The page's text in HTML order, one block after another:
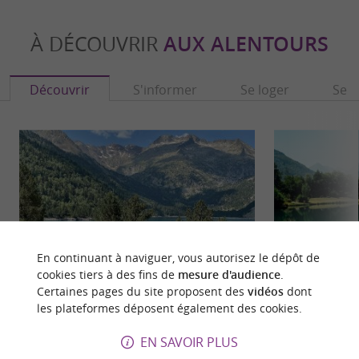
À DÉCOUVRIR AUX ALENTOURS
Découvrir S'informer Se loger Se
Lac d'Orédon
Le lac d'Orédon est un lac de barrage pittoresque
situé dans les Pyrénées françaises, dans la vallée
Saint-Lary
En continuant à naviguer, vous autorisez le dépôt de
cookies tiers à des fins de mesure d'audience.
Certaines pages du site proposent des vidéosdont
les plateformes déposent également des cookies.
EN SAVOIR PLUS